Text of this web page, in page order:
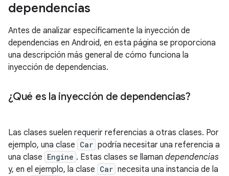
dependencias
Antes de analizar específicamente la inyección de
dependencias en Android, en esta página se proporciona
una descripción más general de cómo funciona la
inyección de dependencias.
¿Qué es la inyección de dependencias?
Las clases suelen requerir referencias a otras clases. Por
ejemplo, una clase Car podría necesitar una referencia a
una clase Engine . Estas clases se llaman dependencias
y, en el ejemplo, la clase Car necesita una instancia de la